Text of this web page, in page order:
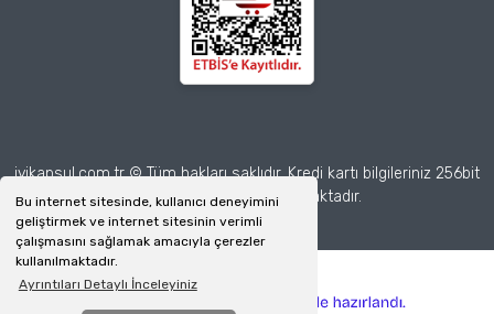
Bu internet sitesinde, kullanıcı deneyimini
geliştirmek ve internet sitesinin verimli
çalışmasını sağlamak amacıyla çerezler
kullanılmaktadır.
Ayrıntıları Detaylı İnceleyiniz
iyikapsul.com.tr © Tüm hakları saklıdır. Kredi kartı bilgileriniz 256bit
SSL sertifikası ile korunmaktadır.
e-